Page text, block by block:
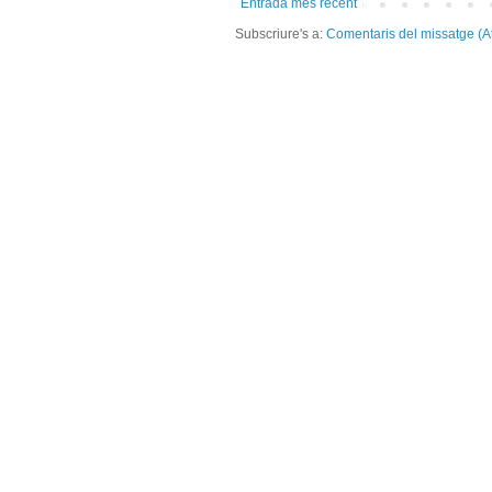
Entrada més recent
Subscriure's a: Comentaris del missatge